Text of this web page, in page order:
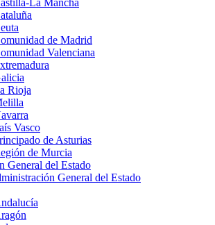
de Madrid
Valenciana
Rioja
Vasco
de Asturias
de Murcia
General del Estado
General del Estado